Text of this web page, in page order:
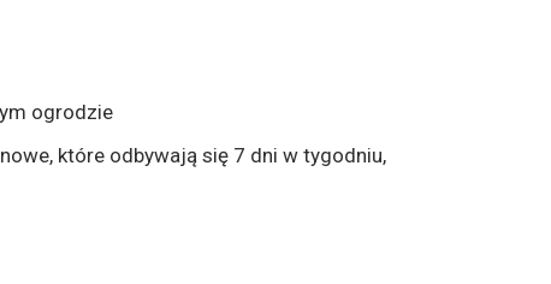
ogrodzie
które odbywają się 7 dni w tygodniu,